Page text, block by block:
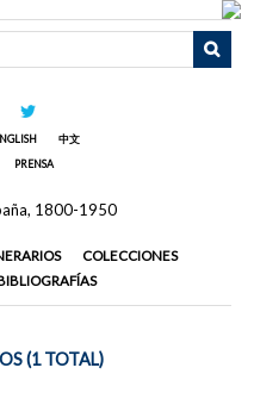
中文
PRENSA
COLECCIONES
(1 TOTAL)